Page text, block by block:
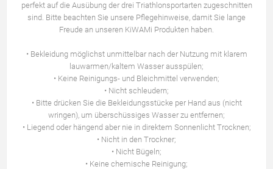
perfekt auf die Ausübung der drei Triathlonsportarten zugeschnitten
sind. Bitte beachten Sie unsere Pflegehinweise, damit Sie lange
Freude an unseren KiWAMi Produkten haben.
• Bekleidung möglichst unmittelbar nach der Nutzung mit klarem
lauwarmen/kaltem Wasser ausspülen;
• Keine Reinigungs- und Bleichmittel verwenden;
• Nicht schleudern;
• Bitte drücken Sie die Bekleidungsstücke per Hand aus (nicht
wringen), um überschüssiges Wasser zu entfernen;
• Liegend oder hängend aber nie in direktem Sonnenlicht Trocknen;
• Nicht in den Trockner;
• Nicht Bügeln;
• Keine chemische Reinigung;